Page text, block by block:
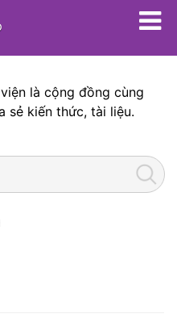
là cộng đồng cùng
sẻ kiến thức, tài liệu.